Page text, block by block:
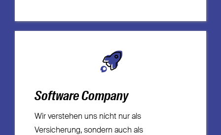
Software Company
Wir verstehen uns nicht nur als
Versicherung, sondern auch als